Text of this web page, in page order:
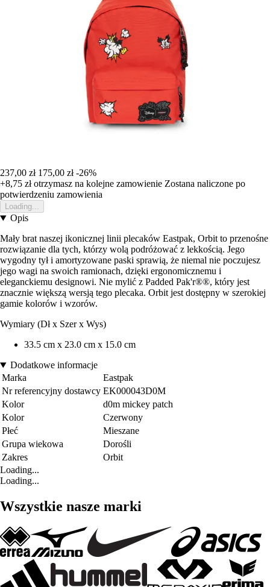
237,00 zł 175,00 zł -26%
+8,75 złotrzymasz na kolejne zamowienie Zostana naliczone po
potwierdzeniu zamowienia
Loading...
Opis
Mały brat naszej ikonicznej linii plecaków Eastpak, Orbit to przenośne
rozwiązanie dla tych, którzy wolą podróżować z lekkością. Jego
wygodny tył i amortyzowane paski sprawią, że niemal nie poczujesz
jego wagi na swoich ramionach, dzięki ergonomicznemu i
eleganckiemu designowi. Nie mylić z Padded Pak'r®®, który jest
znacznie większą wersją tego plecaka. Orbit jest dostępny w szerokiej
gamie kolorów i wzorów.
Wymiary (Dł x Szer x Wys)
33.5 cm x 23.0 cm x 15.0 cm
Dodatkowe informacje
Marka
Eastpak
Nr referencyjny dostawcy EK000043D0M
Kolor
d0m mickey patch
Kolor
Czerwony
Płeć
Mieszane
Grupa wiekowa
Dorośli
Zakres
Orbit
Loading...
Loading...
Wszystkie nasze marki